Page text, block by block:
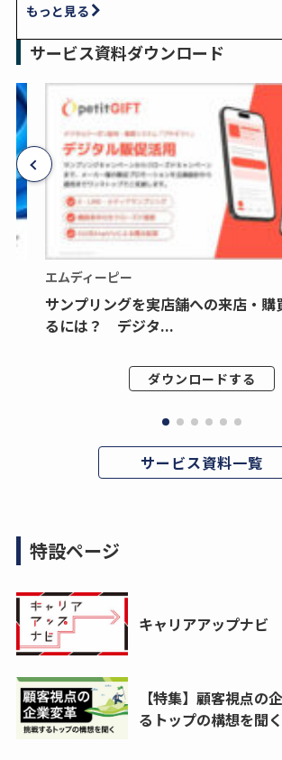
もっと見る
サービス資料ダウンロード
エムディーピー
サンプリングを実店舗への来店・購
るには？ デジタ...
ダウンロードする
サービス資料一覧
特設ページ
キャリアアップナビ
【特集】顧客視点の
るトップの構想を聞く